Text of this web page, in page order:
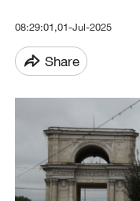
08:29:01,01-Jul-2025
Share